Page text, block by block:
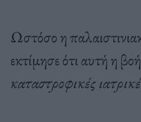
Ωστόσο η
εκτίμησε ότι αυτή η
καταστροφικές